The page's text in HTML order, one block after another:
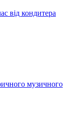
від кондитера
музичного